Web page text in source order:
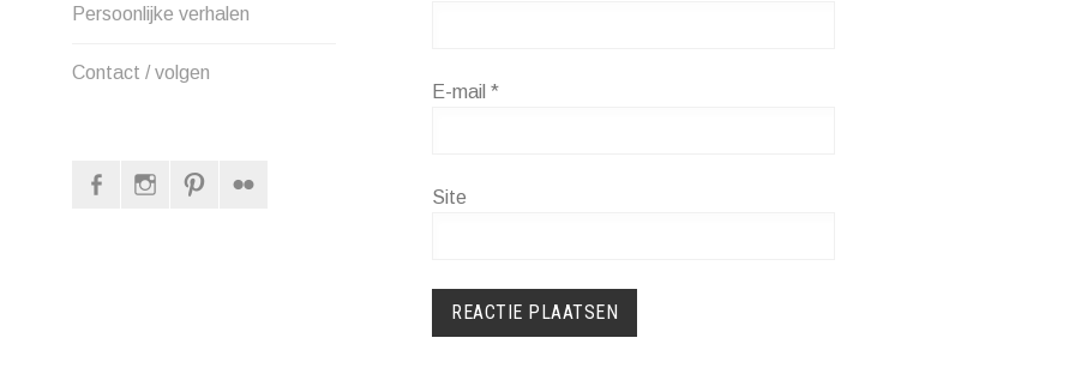
Persoonlijke verhalen
Contact / volgen
FacebookInstagram
E-mail *
Site